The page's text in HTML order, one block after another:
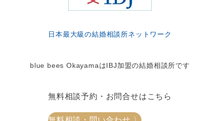
日本最大級の結婚相談所ネットワーク
blue bees OkayamaはIBJ加盟の結婚相談所です
無料相談予約・お問合せはこちら